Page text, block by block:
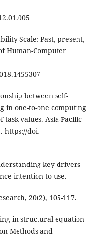
Scale: Past, present,
Human-Computer
between self-
in one-to-one computing
values. Asia-Pacific
https://doi.
key drivers
intention to use.
20(2), 105-117.
in structural equation
Methods and